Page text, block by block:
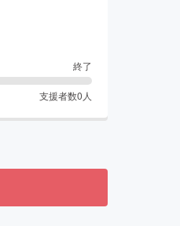
終了
支援者数0 人